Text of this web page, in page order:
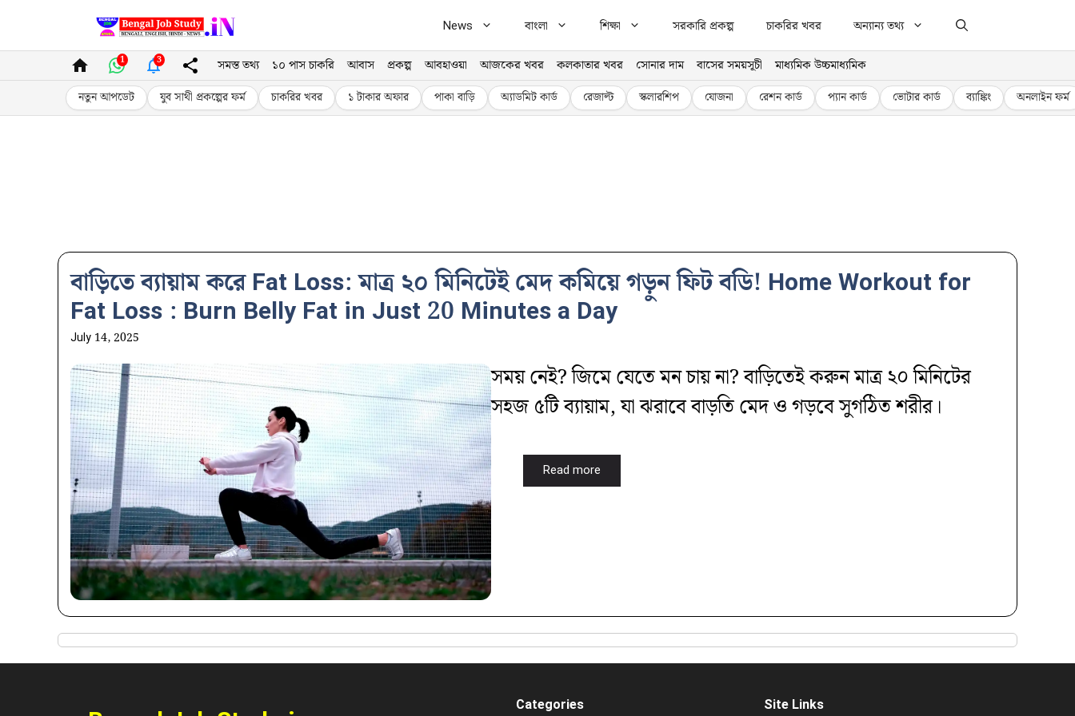
to
content
News বাংলা শিক্ষা সরকারি প্রকল্প চাকরির খবর অন্যান্য তথ্য
1 3 সমস্ত তথ্য ১০ পাস চাকরি আবাস প্রকল্প আবহাওয়া আজকের খবর কলকাতার খবর সোনার দাম বাসের সময়সূচী মাধ্যমিক উচ্চমাধ্যমিক
নতুন আপডেট যুব সাথী প্রকল্পের ফর্ম চাকরির খবর ১ টাকার অফার পাকা বাড়ি অ্যাডমিট কার্ড রেজাল্ট স্কলারশিপ যোজনা রেশন কার্ড প্যান কার্ড ভোটার কার্ড ব্যাঙ্কিং অনলাইন ফর্ম
বাড়িতে ব্যায়াম করে Fat Loss: মাত্র ২০ মিনিটেই মেদ কমিয়ে গড়ুন ফিট বডি! Home Workout for
Fat Loss : Burn Belly Fat in Just 20 Minutes a Day
July 14, 2025
সময় নেই? জিমে যেতে মন চায় না? বাড়িতেই করুন মাত্র ২০ মিনিটের
সহজ ৫টি ব্যায়াম, যা ঝরাবে বাড়তি মেদ ও গড়বে সুগঠিত শরীর।
Read more
Categories Site Links